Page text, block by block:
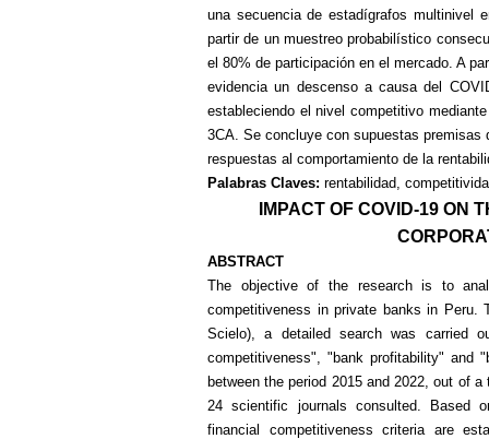
una secuencia de estadígrafos multinivel
partir de un muestreo probabilístico
el 80% de participación en el mercado. A
evidencia un descenso a causa del
estableciendo el nivel competitivo
3CA. Se concluye con supuestas premisas
respuestas al comportamiento de la
Palabras Claves: rentabilidad,
IMPACT OF COVID-19 ON
ABSTRACT
The objective of the research is to
competitiveness in private banks in Peru.
Scielo), a detailed search was carried
competitiveness", "bank profitability" and
between the period 2015 and 2022, out of
24 scientific journals consulted. Based
financial competitiveness criteria are